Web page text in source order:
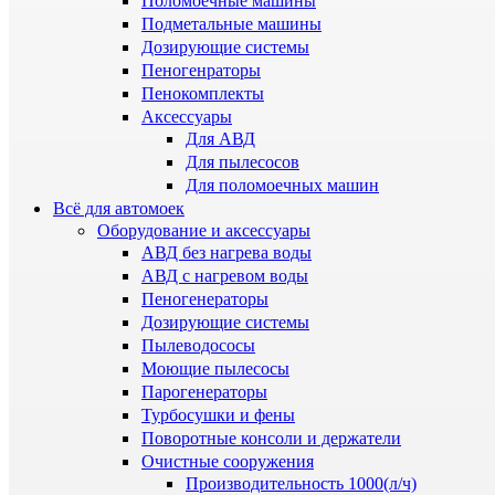
Подметальные машины
Дозирующие системы
Пеногенраторы
Пенокомплекты
Аксессуары
Для АВД
Для пылесосов
Для поломоечных машин
Всё для автомоек
Оборудование и аксессуары
АВД без нагрева воды
АВД с нагревом воды
Пеногенераторы
Дозирующие системы
Пылеводососы
Моющие пылесосы
Парогенераторы
Турбосушки и фены
Поворотные консоли и держатели
Очистные сооружения
Производительность 1000(л/ч)